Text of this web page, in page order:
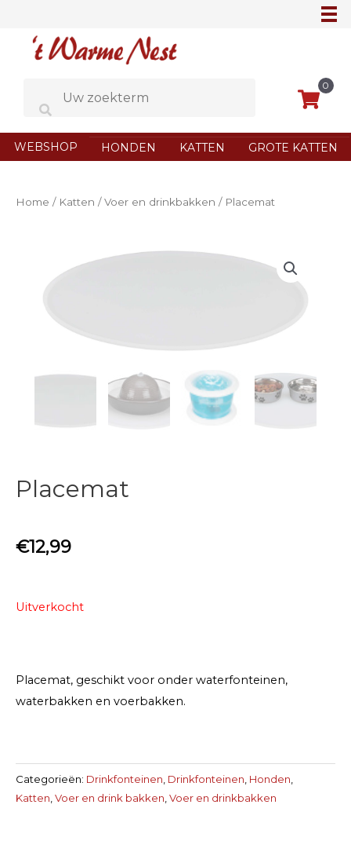
0
WEBSHOP HONDEN KATTEN GROTE KATTEN
Home / Katten /Voer en drinkbakken / Placemat
Placemat
€12,99
Uitverkocht
Placemat, geschikt voor onder waterfonteinen,
waterbakken en voerbakken.
Categorieën: Drinkfonteinen Drinkfonteinen Honden
Katten Voer en drink bakken Voer en drinkbakken